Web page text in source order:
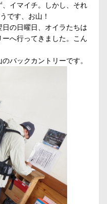
イマイチ。しかし、それ
です、お山！
の日曜日、オイラたちは
へ行ってきました。こん
バックカントリーです。